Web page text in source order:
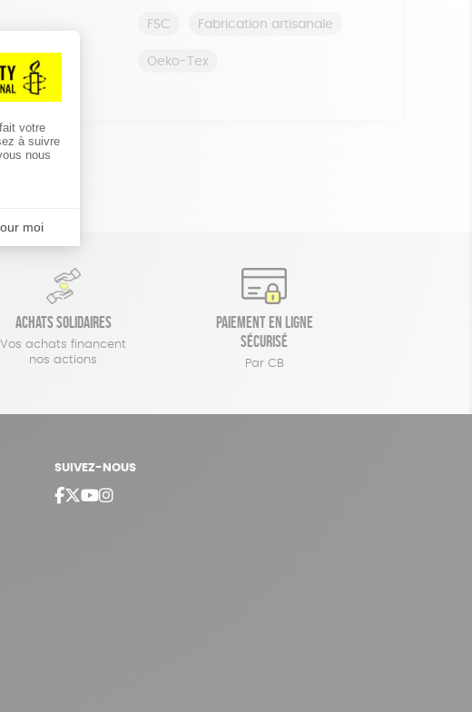
FSC Fabrication artisanale
Oeko-Tex
Achats solidaires
Vos achats financent
nos actions
Paiement en ligne
sécurisé
Par CB
SUIVEZ-NOUS